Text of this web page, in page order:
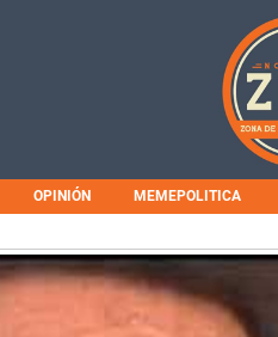
OPINIÓN MEMEPOLITICA